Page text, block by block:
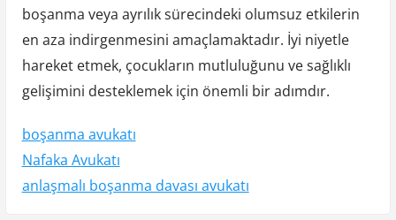
boşanma veya ayrılık sürecindeki olumsuz etkilerin
en aza indirgenmesini amaçlamaktadır. İyi niyetle
hareket etmek, çocukların mutluluğunu ve sağlıklı
gelişimini desteklemek için önemli bir adımdır.
boşanma avukatı
Nafaka Avukatı
anlaşmalı boşanma davası avukatı